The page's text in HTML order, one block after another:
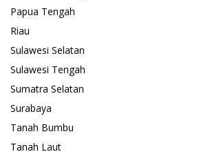
Papua Tengah
Riau
Sulawesi Selatan
Sulawesi Tengah
Sumatra Selatan
Surabaya
Tanah Bumbu
Tanah Laut